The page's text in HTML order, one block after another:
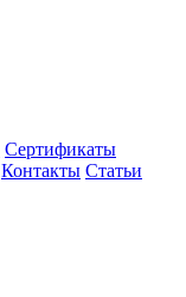
Сертификаты
Контакты Статьи